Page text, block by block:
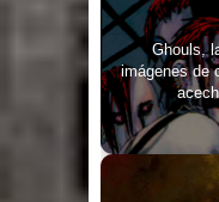
Ghouls,
imágenes de